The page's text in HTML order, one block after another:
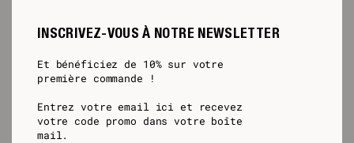
INSCRIVEZ-VOUS À NOTRE NEWSLETTER
Et bénéficiez de 10% sur votre
première commande !
Entrez votre email ici et recevez
votre code promo dans votre boîte
mail.